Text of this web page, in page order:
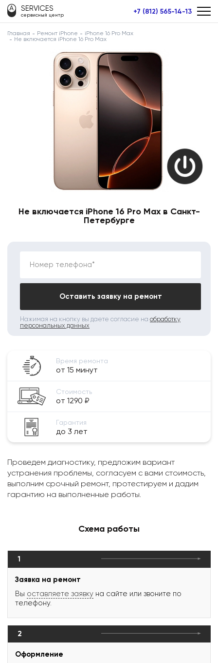
SERVICES
сервисный центр +7 (812) 565-14-13
Главная Ремонт iPhone
iPhone 16 Pro Max
Не включается iPhone 16 Pro Max
Не включается iPhone 16 Pro Max в Санкт-
Петербурге
Номер телефона*
Оставить заявку на ремонт
Нажимая на кнопку вы даете согласие на обработку
персональных данных
Время ремонта
от 15 минут
Стоимость
от 1290 ₽
Гарантия
до 3 лет
Проведем диагностику, предложим вариант
устранения проблемы, согласуем с вами стоимость,
выполним срочный ремонт, протестируем и дадим
гарантию на выполненные работы.
Схема работы
1
Заявка на ремонт
Вы оставляете заявку на сайте или звоните по
телефону.
2
Оформление